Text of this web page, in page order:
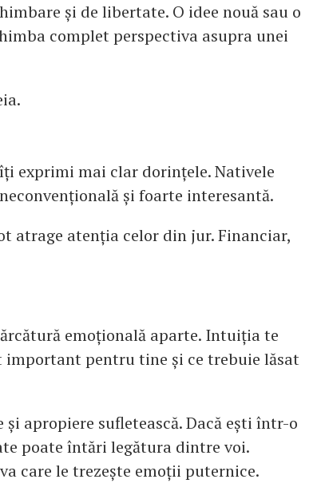
și de libertate. O idee nouă sau o
complet perspectiva asupra unei
exprimi mai clar dorințele. Nativele
și foarte interesantă.
atrage atenția celor din jur. Financiar,
emoțională aparte. Intuiția te
important pentru tine și ce trebuie lăsat
apropiere sufletească. Dacă ești într-o
poate întări legătura dintre voi.
care le trezește emoții puternice.